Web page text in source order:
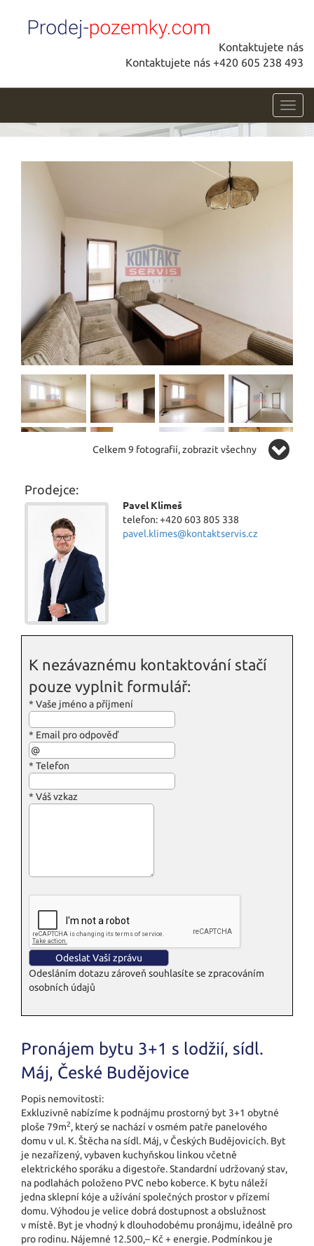
Kontaktujete nás
Kontaktujete nás +420 605 238 493
Celkem 9 fotografií, zobrazit všechny
Prodejce:
Pavel Klimeš
telefon: +420 603 805 338
pavel.klimes@kontaktservis.cz
K nezávaznému kontaktování stačí
pouze vyplnit formulář:
* Vaše jméno a příjmení
* Email pro odpověď
* Telefon
* Váš vzkaz
Odesláním dotazu zároveň souhlasíte se zpracováním
osobních údajů
Pronájem bytu 3+1 s lodžií, sídl.
Máj, České Budějovice
Popis nemovitosti:
Exkluzivně nabízíme k podnájmu prostorný byt 3+1 obytné
ploše 79m2, který se nachází v osmém patře panelového
domu v ul. K. Štěcha na sídl. Máj, v Českých Budějovicích. Byt
je nezařízený, vybaven kuchyňskou linkou včetně
elektrického sporáku a digestoře. Standardní udržovaný stav,
na podlahách položeno PVC nebo koberce. K bytu náleží
jedna sklepní kóje a užívání společných prostor v přízemí
domu. Výhodou je velice dobrá dostupnost a obslužnost
v místě. Byt je vhodný k dlouhodobému pronájmu, ideálně pro
pro rodinu. Nájemné 12.500,– Kč + energie. Podmínkou je